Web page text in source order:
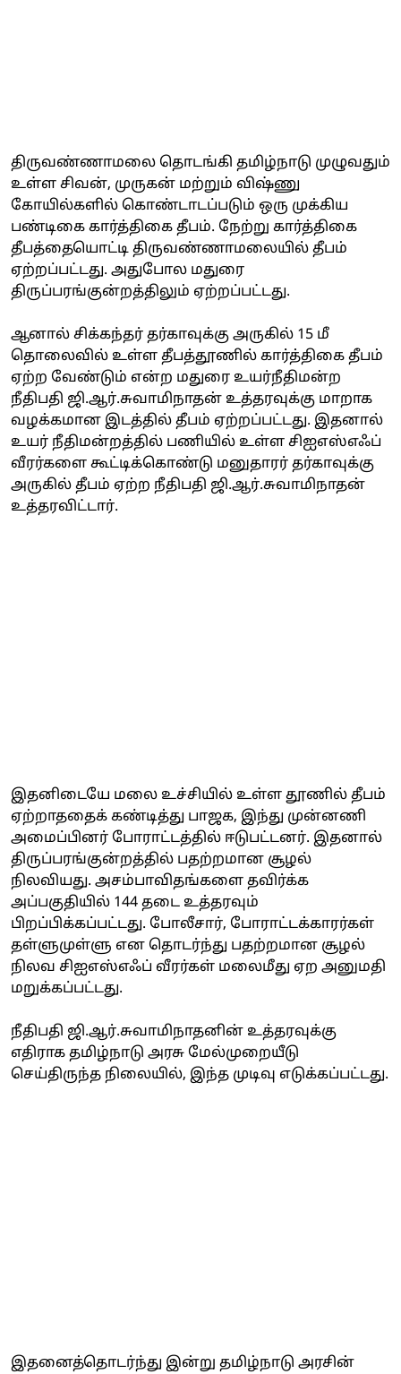
திருவண்ணாமலை தொடங்கி தமிழ்நாடு முழுவதும்
உள்ள சிவன், முருகன் மற்றும் விஷ்ணு
கோயில்களில் கொண்டாடப்படும் ஒரு முக்கிய
பண்டிகை கார்த்திகை தீபம். நேற்று கார்த்திகை
தீபத்தையொட்டி திருவண்ணாமலையில் தீபம்
ஏற்றப்பட்டது. அதுபோல மதுரை
திருப்பரங்குன்றத்திலும் ஏற்றப்பட்டது.
ஆனால் சிக்கந்தர் தர்காவுக்கு அருகில் 15 மீ
தொலைவில் உள்ள தீபத்தூணில் கார்த்திகை தீபம்
ஏற்ற வேண்டும் என்ற மதுரை உயர்நீதிமன்ற
நீதிபதி ஜி.ஆர்.சுவாமிநாதன் உத்தரவுக்கு மாறாக
வழக்கமான இடத்தில் தீபம் ஏற்றப்பட்டது. இதனால்
உயர் நீதிமன்றத்தில் பணியில் உள்ள சிஐஎஸ்எஃப்
வீரர்களை கூட்டிக்கொண்டு மனுதாரர் தர்காவுக்கு
அருகில் தீபம் ஏற்ற நீதிபதி ஜி.ஆர்.சுவாமிநாதன்
உத்தரவிட்டார்.
இதனிடையே மலை உச்சியில் உள்ள தூணில் தீபம்
ஏற்றாததைக் கண்டித்து பாஜக, இந்து முன்னணி
அமைப்பினர் போராட்டத்தில் ஈடுபட்டனர். இதனால்
திருப்பரங்குன்றத்தில் பதற்றமான சூழல்
நிலவியது. அசம்பாவிதங்களை தவிர்க்க
அப்பகுதியில் 144 தடை உத்தரவும்
பிறப்பிக்கப்பட்டது. போலீசார், போராட்டக்காரர்கள்
தள்ளுமுள்ளு என தொடர்ந்து பதற்றமான சூழல்
நிலவ சிஐஎஸ்எஃப் வீரர்கள் மலைமீது ஏற அனுமதி
மறுக்கப்பட்டது.
நீதிபதி ஜி.ஆர்.சுவாமிநாதனின் உத்தரவுக்கு
எதிராக தமிழ்நாடு அரசு மேல்முறையீடு
செய்திருந்த நிலையில், இந்த முடிவு எடுக்கப்பட்டது.
இதனைத்தொடர்ந்து இன்று தமிழ்நாடு அரசின்